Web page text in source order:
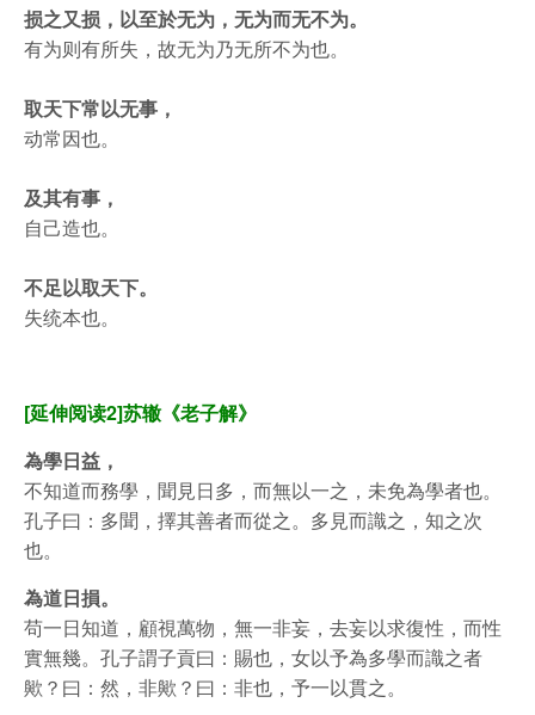
损之又损，以至於无为，无为而无不为。
有为则有所失，故无为乃无所不为也。
取天下常以无事，
动常因也。
及其有事，
自己造也。
不足以取天下。
失统本也。
[延伸阅读2]苏辙《老子解》
為學日益，
不知道而務學，聞見日多，而無以一之，未免為學者也。
孔子曰：多聞，擇其善者而從之。多見而識之，知之次
也。
為道日損。
苟一日知道，顧視萬物，無一非妄，去妄以求復性，而性
實無幾。孔子謂子貢曰：賜也，女以予為多學而識之者
歟？曰：然，非歟？曰：非也，予一以貫之。